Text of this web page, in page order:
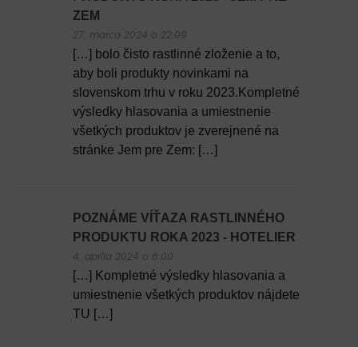
ZEM
27. marca 2024 o 22:09
[…] bolo čisto rastlinné zloženie a to,
aby boli produkty novinkami na
slovenskom trhu v roku 2023.Kompletné
výsledky hlasovania a umiestnenie
všetkých produktov je zverejnené na
stránke Jem pre Zem: […]
POZNÁME VÍŤAZA RASTLINNÉHO
PRODUKTU ROKA 2023 - HOTELIER
4. apríla 2024 o 6:00
[…] Kompletné výsledky hlasovania a
umiestnenie všetkých produktov nájdete
TU […]